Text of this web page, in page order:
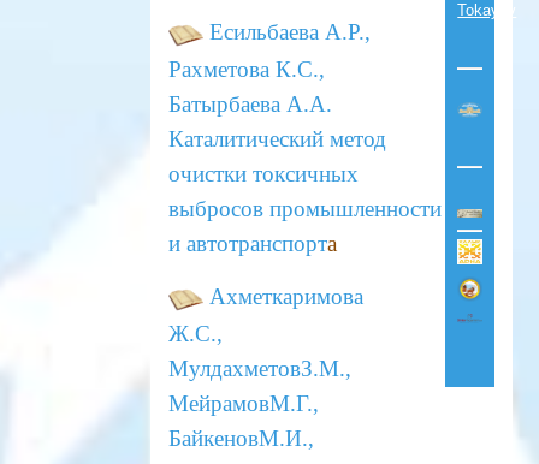
Есильбаева А.Р.,
Рахметова К.С.,
Батырбаева А.А.
Каталитический метод
очистки токсичных
выбросов промышленности
и автотранспорта
Ахметкаримова
Ж.С.,
МулдахметовЗ.М.,
МейрамовМ.Г.,
БайкеновМ.И.,
Tokayev